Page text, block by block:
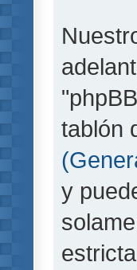
tablón
y